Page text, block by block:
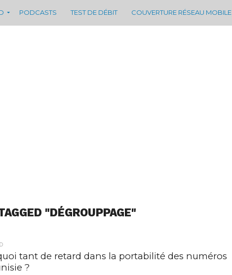
PODCASTS TEST DE DÉBIT COUVERTURE RÉSEAU MOBILE
"DÉGROUPPAGE"
tant de retard dans la portabilité des numéros
?